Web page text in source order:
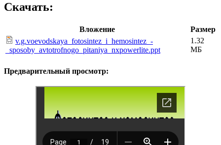
Скачать:
Вложение
Размер
v.g.voevodskaya_fotosintez_i_hemosintez_-
_sposoby_avtotrofnogo_pitaniya_nxpowerlite.ppt
1.32
МБ
Предварительный просмотр: